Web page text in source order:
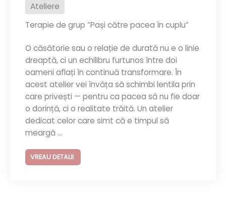
Ateliere
Terapie de grup ”Pași către pacea în cuplu”
O căsătorie sau o relație de durată nu e o linie
dreaptă, ci un echilibru furtunos între doi
oameni aflați în continuă transformare. În
acest atelier vei învăța să schimbi lentila prin
care privești — pentru ca pacea să nu fie doar
o dorință, ci o realitate trăită. Un atelier
dedicat celor care simt că e timpul să
meargă ...
VREAU DETALII